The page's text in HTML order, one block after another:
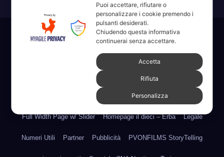
Sviluppato con orgoglio da WordPress|Tema: News Way di
Amministrative 2022 sdc Categorie Chi Siamo
Erba 2022 Fare, Vedere, Sentire
Full Width Page w/ Slider Homepage il dieci – Erba Legale
Numeri Utili Partner Pubblicità PVONFILMS StoryTelling
Puoi accettare, rifiutare o
personalizzare i cookie premendo i
pulsanti desiderati.
Chiudendo questa informativa
continuerai senza accettare.
Accetta
Rifiuta
Personalizza